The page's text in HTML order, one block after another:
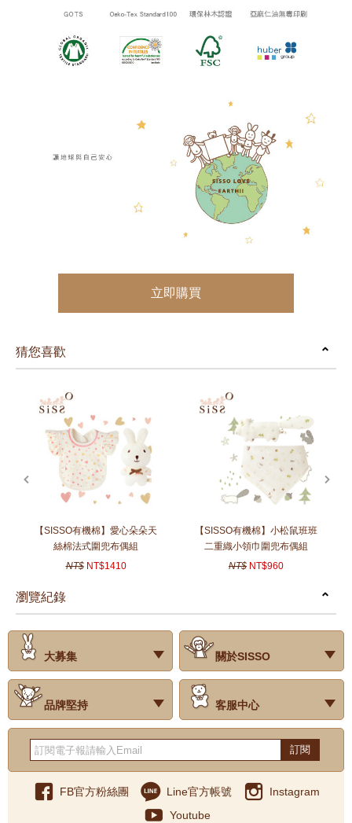
立即購買
猜您喜歡
【SISSO有機棉】愛心朵朵天
絲棉法式圍兜布偶組
NT$ NT$1410
【SISSO有機棉】小松鼠班班
二重織小領巾圍兜布偶組
NT$ NT$960
瀏覽紀錄
prev
next
大募集
‧試用評價
關於SISSO
‧公司簡介
‧品牌故事
‧會員辨法
‧最新消息
‧門市據點
‧公益捐款
品牌堅持
‧關於有機棉
‧有機棉製品洗滌方式
‧Baby搭配小常識
‧品牌堅持
‧國際認證
客服中心
‧常見問題
‧客服信箱
‧購物說明
‧訂單查詢
‧網站導覽
‧得獎名單
‧隱私權聲明
‧版權聲明
‧海外配送服務
‧反詐騙宣導
‧紅利點數說明
訂閱
FB官方粉絲團 Line官方帳號
Instagram
Youtube